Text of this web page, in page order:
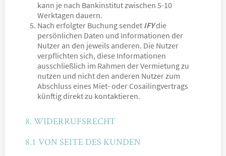
kann je nach Bankinstitut zwischen 5-10
Werktagen dauern.
Nach erfolgter Buchung sendet IFYdie
persönlichen Daten und Informationen der
Nutzer an den jeweils anderen. Die Nutzer
verpflichten sich, diese Informationen
ausschließlich im Rahmen der Vermietung zu
nutzen und nicht den anderen Nutzer zum
Abschluss eines Miet- oder Cosailingvertrags
künftig direkt zu kontaktieren.
8. WIDERRUFSRECHT
8.1 VON SEITE DES KUNDEN